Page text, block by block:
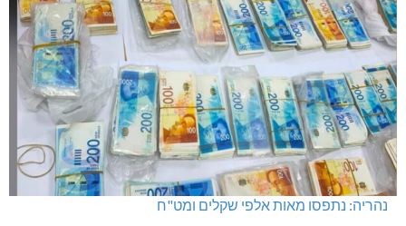
נהריה: נתפסו מאות אלפי שקלים ומט"ח